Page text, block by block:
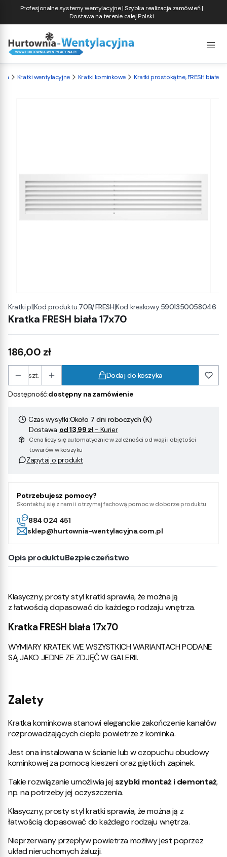
Profesjonalne systemy wentylacyjne | Szybka realizacja zamówień |
Dostawa na terenie całej Polski
Kratki wentylacyjne Kratki kominkowe Kratki prostokątne, FRESH białe
Kratki.pl|Kod produktu:70B/FRESH|Kod kreskowy:5901350058046
Kratka FRESH biała 17x70
Cena
186,00 zł
szt. Dodaj do koszyka
Dostępność:dostępny na zamówienie
Czas wysyłki:Około 7 dni roboczych (K)
Dostawa od 13,99 zł - Kurier
Cena liczy się automatycznie w zależności od wagi i objętości
towarów w koszyku
Zapytaj o produkt
Potrzebujesz pomocy?
Skontaktuj się z nami i otrzymaj fachową pomoc w doborze produktu
884 024 451
sklep@hurtownia-wentylacyjna.com.pl
Opis produktuBezpieczeństwo
Klasyczny, prosty styl kratki sprawia, że można ją
z łatwością dopasować do każdego rodzaju wnętrza.
Kratka FRESH biała 17x70
WYMIARY KRATEK WE WSZYSTKICH WARIANTACH PODANE
SĄ JAKO JEDNE ZE ZDJĘĆ W GALERII.
Zalety
Kratka kominkowa stanowi eleganckie zakończenie kanałów
rozprowadzających ciepłe powietrze z kominka.
Jest ona instalowana w ścianie lub w czopuchu obudowy
kominkowej za pomocą kieszeni oraz giętkich zapinek.
Takie rozwiązanie umożliwia jej szybki montaż i demontaż,
np. na potrzeby jej oczyszczenia.
Klasyczny, prosty styl kratki sprawia, że można ją z
łatwością dopasować do każdego rodzaju wnętrza.
Nieprzerwany przepływ powietrza możliwy jest poprzez
układ nieruchomych żaluzji.